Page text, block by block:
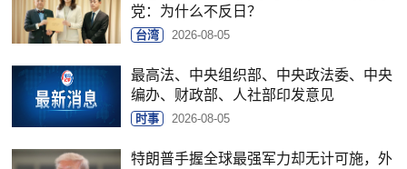
党：为什么不反日？
台湾 2026-08-05
最高法、中央组织部、中央政法委、中央
编办、财政部、人社部印发意见
时事 2026-08-05
特朗普手握全球最强军力却无计可施，外